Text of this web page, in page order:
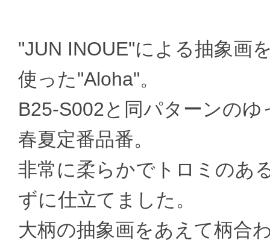
"JUN INOUE"による抽象画
使った"Aloha"。
B25-S002と同パターンの
春夏定番品番。
非常に柔らかでトロミのあ
ずに仕立てました。
大柄の抽象画をあえて柄合